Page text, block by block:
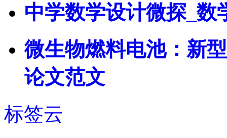
中学数学设计微探_数
微生物燃料电池：新
论文范文
标签云